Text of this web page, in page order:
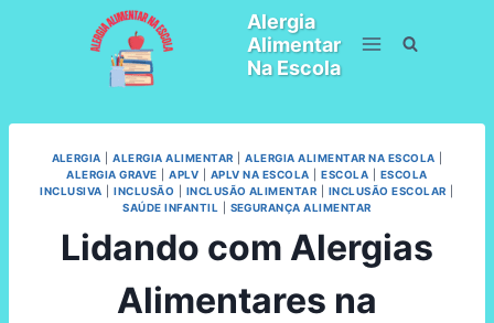
Alergia
Alimentar
Na Escola
ALERGIA |ALERGIA ALIMENTAR |ALERGIA ALIMENTAR NA ESCOLA
ALERGIA GRAVE |APLV APLV NA ESCOLA |ESCOLA
ESCOLA
INCLUSIVA |INCLUSÃO INCLUSÃO ALIMENTAR INCLUSÃO ESCOLAR
SAÚDE INFANTIL
SEGURANÇA ALIMENTAR
Lidando com Alergias
Alimentares na